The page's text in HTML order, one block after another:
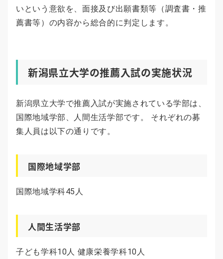
いという意欲を、面接及び出願書類等（調査書・推
薦書等）の内容から総合的に判定します。
新潟県立大学の推薦入試の実施状況
新潟県立大学で推薦入試が実施されている学部は、
国際地域学部、人間生活学部です。 それぞれの募
集人員は以下の通りです。
国際地域学部
国際地域学科45人
人間生活学部
子ども学科10人 健康栄養学科10人